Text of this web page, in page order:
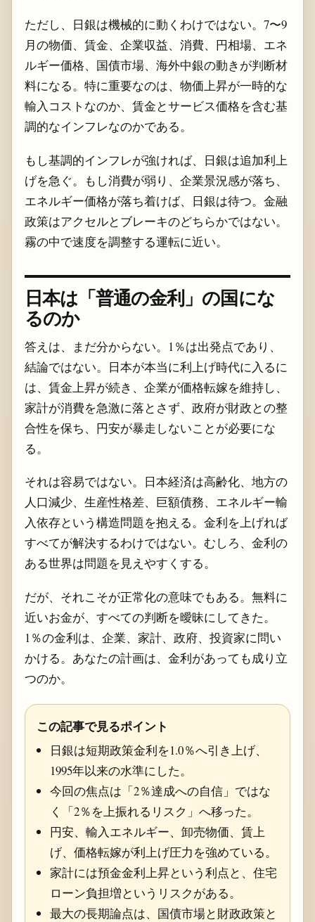
ただし、日銀は機械的に動くわけではない。7〜9
月の物価、賃金、企業収益、消費、円相場、エネ
ルギー価格、国債市場、海外中銀の動きが判断材
料になる。特に重要なのは、物価上昇が一時的な
輸入コストなのか、賃金とサービス価格を含む基
調的なインフレなのかである。
もし基調的インフレが強ければ、日銀は追加利上
げを急ぐ。もし消費が弱り、企業景況感が落ち、
エネルギー価格が落ち着けば、日銀は待つ。金融
政策はアクセルとブレーキのどちらかではない。
霧の中で速度を調整する運転に近い。
日本は「普通の金利」の国にな
るのか
答えは、まだ分からない。1％は出発点であり、
結論ではない。日本が本当に利上げ時代に入るに
は、賃金上昇が続き、企業が価格転嫁を維持し、
家計が消費を急激に落とさず、政府が財政との整
合性を保ち、円安が暴走しないことが必要にな
る。
それは容易ではない。日本経済は高齢化、地方の
人口減少、生産性格差、巨額債務、エネルギー輸
入依存という構造問題を抱える。金利を上げれば
すべてが解決するわけではない。むしろ、金利の
ある世界は問題を見えやすくする。
だが、それこそが正常化の意味でもある。無料に
近いお金が、すべての判断を曖昧にしてきた。
1％の金利は、企業、家計、政府、投資家に問い
かける。あなたの計画は、金利があっても成り立
つのか。
この記事で見るポイント
日銀は短期政策金利を1.0％へ引き上げ、
1995年以来の水準にした。
今回の焦点は「2％達成への自信」ではな
く「2％を上振れるリスク」へ移った。
円安、輸入エネルギー、卸売物価、賃上
げ、価格転嫁が利上げ圧力を強めている。
家計には預金金利上昇という利点と、住宅
ローン負担増というリスクがある。
最大の長期論点は、国債市場と財政政策と